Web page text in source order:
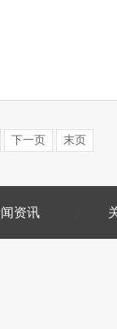
下一页 末页
资讯